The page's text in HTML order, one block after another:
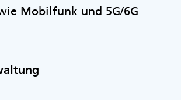
Mobilfunk und 5G/6G